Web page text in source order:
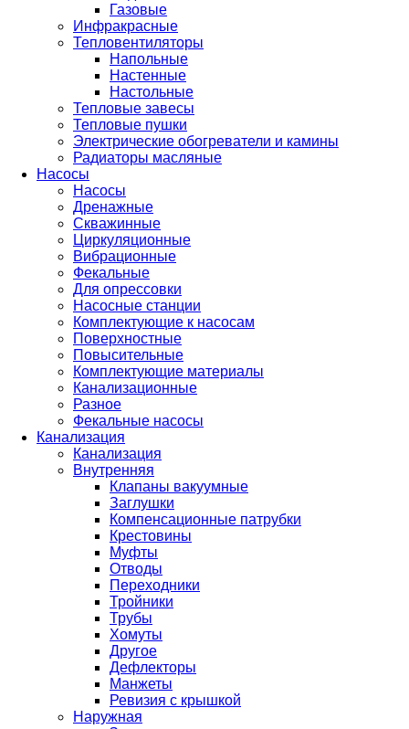
Газовые
Инфракрасные
Тепловентиляторы
Напольные
Настенные
Настольные
Тепловые завесы
Тепловые пушки
Электрические обогреватели и камины
Радиаторы масляные
Насосы
Насосы
Дренажные
Скважинные
Циркуляционные
Вибрационные
Фекальные
Для опрессовки
Насосные станции
Комплектующие к насосам
Поверхностные
Повысительные
Комплектующие материалы
Канализационные
Разное
Фекальные насосы
Канализация
Канализация
Внутренняя
Клапаны вакуумные
Заглушки
Компенсационные патрубки
Крестовины
Муфты
Отводы
Переходники
Тройники
Трубы
Хомуты
Другое
Дефлекторы
Манжеты
Ревизия с крышкой
Наружная